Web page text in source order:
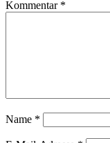
Kommentar *
Name *